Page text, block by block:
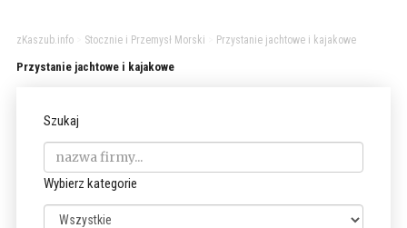
zKaszub.info> Stocznie i Przemysł Morski Przystanie jachtowe i kajakowe
Przystanie jachtowe i kajakowe
Szukaj
Wybierz kategorie